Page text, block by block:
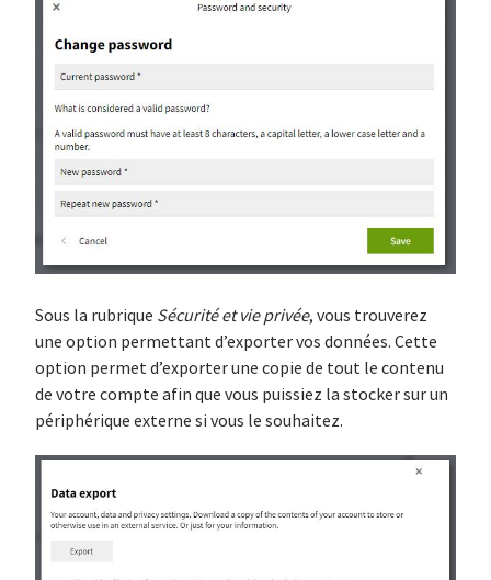
Sous la rubrique Sécurité et vie privée, vous trouverez
une option permettant d’exporter vos données. Cette
option permet d’exporter une copie de tout le contenu
de votre compte afin que vous puissiez la stocker sur un
périphérique externe si vous le souhaitez.